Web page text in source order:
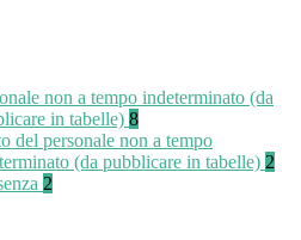
non a tempo indeterminato (da
in tabelle) 8
del personale non a tempo
(da pubblicare in tabelle) 2
2